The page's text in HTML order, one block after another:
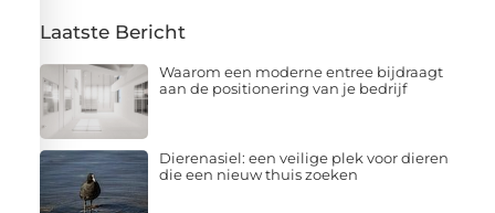
Laatste Bericht
Waarom een moderne entree bijdraagt
aan de positionering van je bedrijf
Dierenasiel: een veilige plek voor dieren
die een nieuw thuis zoeken